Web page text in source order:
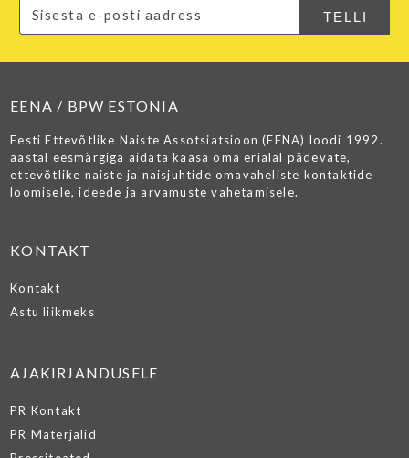
EENA / BPW ESTONIA
Eesti Ettevõtlike Naiste Assotsiatsioon (EENA) loodi 1992.
aastal eesmärgiga aidata kaasa oma erialal pädevate,
ettevõtlike naiste ja naisjuhtide omavaheliste kontaktide
loomisele, ideede ja arvamuste vahetamisele.
KONTAKT
Kontakt
Astu liikmeks
AJAKIRJANDUSELE
PR Kontakt
PR Materjalid